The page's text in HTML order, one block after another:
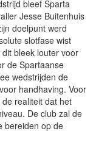
bleef Sparta
Jesse Buitenhuis
doelpunt werd
slotfase wist
bleek louter voor
de Spartaanse
wedstrijden de
handhaving. Voor
realiteit dat het
De club zal de
bereiden op de